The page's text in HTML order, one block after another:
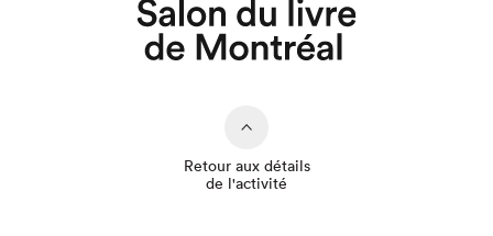
Retour aux détails
de l'activité